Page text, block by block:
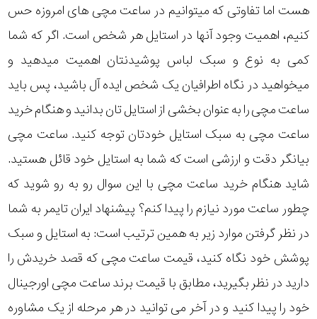
هست اما تفاوتی که میتوانیم در ساعت مچی های امروزه حس
کنیم، اهمیت وجود آنها در استایل هر شخص است. اگر که شما
کمی به نوع و سبک لباس پوشیدنتان اهمیت میدهید و
میخواهید در نگاه اطرافیان یک شخص ایده آل باشید، پس باید
ساعت مچی را به عنوان بخشی از استایل تان بدانید و هنگام خرید
ساعت مچی به سبک استایل خودتان توجه کنید. ساعت مچی
بیانگر دقت و ارزشی است که شما به استایل خود قائل هستید.
شاید هنگام خرید ساعت مچی با این سوال رو به رو شوید که
چطور ساعت مورد نیازم را پیدا کنم؟ پیشنهاد ایران تایمر به شما
در نظر گرفتن موارد زیر به همین ترتیب است: به استایل و سبک
پوشش خود نگاه کنید، قیمت ساعت مچی که قصد خریدش را
دارید در نظر بگیرید، مطابق با قیمت برند ساعت مچی اورجینال
خود را پیدا کنید و در آخر می توانید در هر مرحله از یک مشاوره
پیلار
لیکوپر
آدیداس
متی
مازراتی
نمایش
جنسیت
استایل
محدوده
عرض
طرح